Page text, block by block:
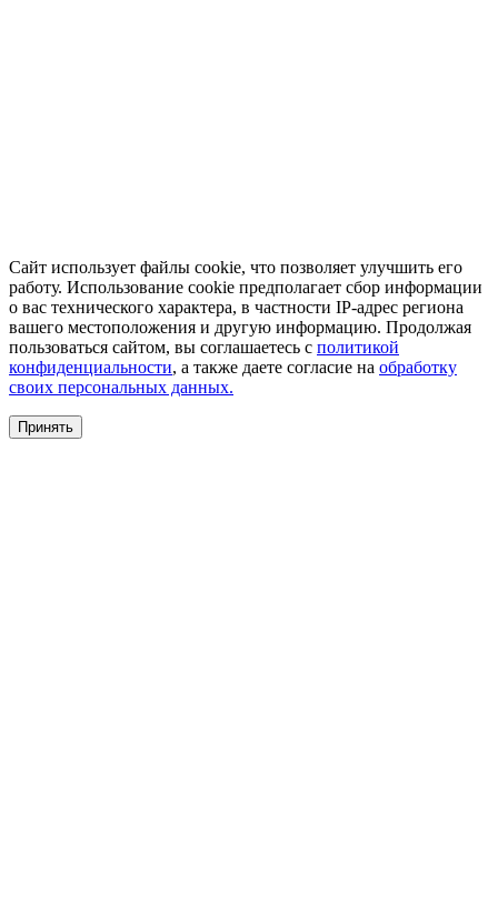
Сайт использует файлы cookie, что позволяет улучшить его
работу. Использование cookie предполагает сбор информации
о вас технического характера, в частности IP-адрес региона
вашего местоположения и другую информацию. Продолжая
пользоваться сайтом, вы соглашаетесь с политикой
конфиденциальности, а также даете согласие на обработку
своих персональных данных.
Принять